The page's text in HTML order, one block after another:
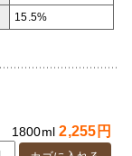
15.5%
1800ml2,255円